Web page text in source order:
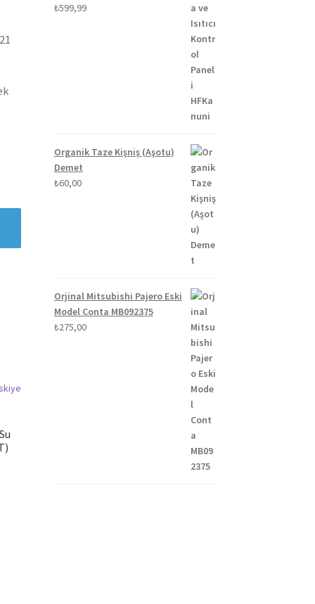
₺599,99
Organik Taze Kişniş (Aşotu)
Demet
₺60,00
Orjinal Mitsubishi Pajero Eski
Model Conta MB092375
₺275,00